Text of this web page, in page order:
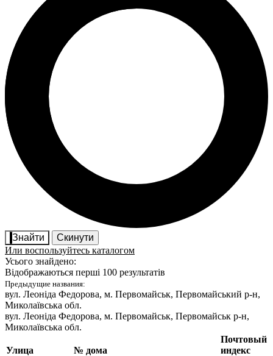
Знайти
Скинути
Или воспользуйтесь каталогом
Усього знайдено:
Відображаються перші 100 результатів
Предыдущие названия:
вул. Леоніда Федорова, м. Первомайськ, Первомайський р-н,
Миколаївська обл.
вул. Леоніда Федорова, м. Первомайськ, Первомайськ р-н,
Миколаївська обл.
Улица № дома
Почтовый
индекс